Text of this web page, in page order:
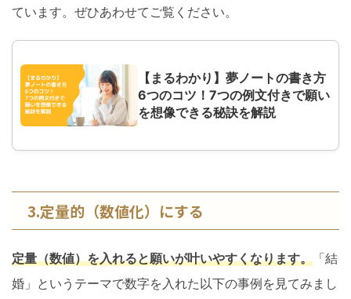
ています。ぜひあわせてご覧ください。
【まるわかり】夢ノートの書き方
6つのコツ！7つの例文付きで願い
を想像できる秘訣を解説
3.定量的（数値化）にする
定量（数値）を入れると願いが叶いやすくなります。 「結
婚」というテーマで数字を入れた以下の事例を見てみまし